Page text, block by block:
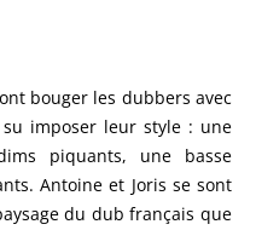
bouger les dubbers avec
imposer leur style : une
piquants, une basse
Antoine et Joris se sont
du dub français que